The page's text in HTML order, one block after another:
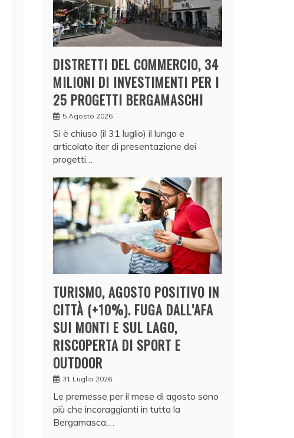
DISTRETTI DEL COMMERCIO, 34
MILIONI DI INVESTIMENTI PER I
25 PROGETTI BERGAMASCHI
5 Agosto 2026
Si è chiuso (il 31 luglio) il lungo e
articolato iter di presentazione dei
progetti…
TURISMO, AGOSTO POSITIVO IN
CITTÀ (+10%). FUGA DALL’AFA
SUI MONTI E SUL LAGO,
RISCOPERTA DI SPORT E
OUTDOOR
31 Luglio 2026
Le premesse per il mese di agosto sono
più che incoraggianti in tutta la
Bergamasca,…